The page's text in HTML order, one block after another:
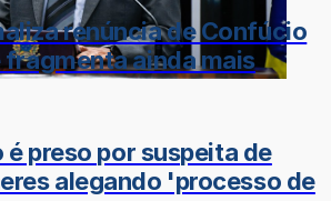
renúncia de Confúcio
fragmenta ainda mais
preso por suspeita de
alegando 'processo de